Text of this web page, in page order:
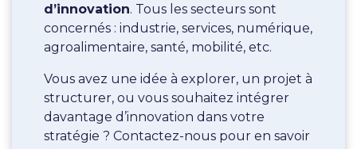
d’innovation. Tous les secteurs sont
concernés : industrie, services, numérique,
agroalimentaire, santé, mobilité, etc.
Vous avez une idée à explorer, un projet à
structurer, ou vous souhaitez intégrer
davantage d’innovation dans votre
stratégie ? Contactez-nous pour en savoir